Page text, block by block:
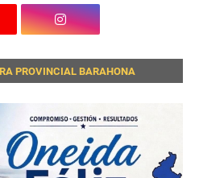
PROVINCIAL BARAHONA